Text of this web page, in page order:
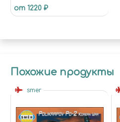
от 1220 ₽
Похожие продукты
smer